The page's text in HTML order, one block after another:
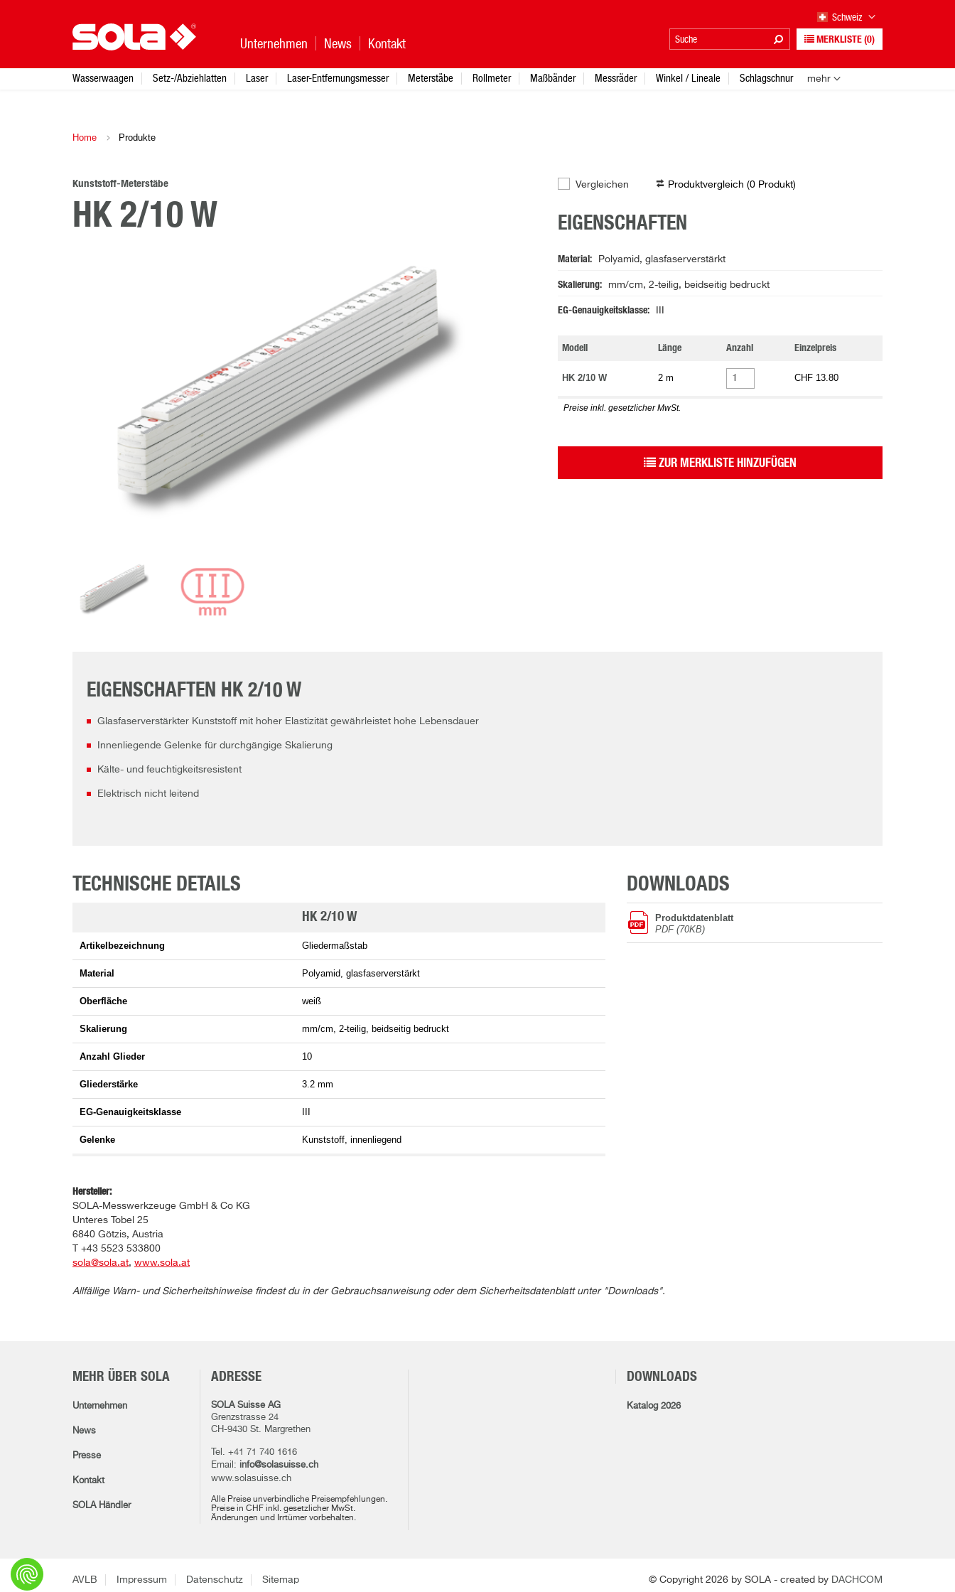
Home Produkte
Kunststoff-Meterstäbe
HK 2/10 W
Vergleichen Produktvergleich (0 Produkt)
EIGENSCHAFTEN
Material Polyamid, glasfaserverstärkt
Skalierung mm/cm, 2-teilig, beidseitig bedruckt
EG-Genauigkeitsklasse
Modell Länge Anzahl Einzelpreis
HK 2/10 W 2 m CHF 13.80
Preise inkl. gesetzlicher MwSt.
ZUR MERKLISTE HINZUFÜGEN
EIGENSCHAFTEN HK 2/10 W
Glasfaserverstärkter Kunststoff mit hoher Elastizität gewährleistet hohe Lebensdauer
Innenliegende Gelenke für durchgängige Skalierung
Kälte- und feuchtigkeitsresistent
Elektrisch nicht leitend
TECHNISCHE DETAILS
HK 2/10 W
Artikelbezeichnung Gliedermaßstab
Material Polyamid, glasfaserverstärkt
Oberfläche weiß
Skalierung mm/cm, 2-teilig, beidseitig bedruckt
Anzahl Glieder 10
Gliederstärke 3.2 mm
EG-Genauigkeitsklasse
Gelenke Kunststoff, innenliegend
DOWNLOADS
Produktdatenblatt
PDF (70KB)
Hersteller:
SOLA-Messwerkzeuge GmbH & Co KG
Unteres Tobel 25
6840 Götzis, Austria
T +43 5523 533800
sola@sola.at, www.sola.at
Allfällige Warn- und Sicherheitshinweise findest du in der Gebrauchsanweisung oder dem Sicherheitsdatenblatt unter "Downloads".
MEHR ÜBER SOLA
Unternehmen
News
Presse
Kontakt
SOLA Händler
ADRESSE
SOLA Suisse AG
Grenzstrasse 24
CH-9430 St. Margrethen
Tel. +41 71 740 1616
Email: info@solasuisse.ch
www.solasuisse.ch
Alle Preise unverbindliche Preisempfehlungen.
Preise in CHF inkl. gesetzlicher MwSt.
Änderungen und Irrtümer vorbehalten.
DOWNLOADS
Katalog 2026
AVLB Impressum Datenschutz Sitemap © Copyright 2026 by SOLA - created by DACHCOM
Unternehmen News Kontakt
Schweiz
MERKLISTE (0)
Wasserwaagen Setz-/Abziehlatten Laser Laser-Entfernungsmesser Meterstäbe Rollmeter Maßbänder Messräder Winkel / Lineale Schlagschnur mehr